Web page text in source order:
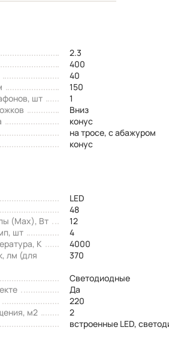
2.3
400
40
150
шт
1
Вниз
конус
на тросе, с абажуром
конус
LED
48
(Max), Вт
12
шт
4
К
4000
лм (для
370
Светодиодные
Да
220
м2
2
встроенные LED,